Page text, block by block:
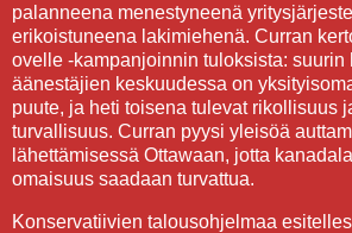
palanneena menestyneenä
erikoistuneena lakimiehenä. Curran
ovelle -kampanjoinnin tuloksista: suurin
äänestäjien keskuudessa on
puute, ja heti toisena tulevat rikollisuus
turvallisuus. Curran pyysi yleisöä
lähettämisessä Ottawaan, jotta
omaisuus saadaan turvattua.
Konservatiivien talousohjelmaa